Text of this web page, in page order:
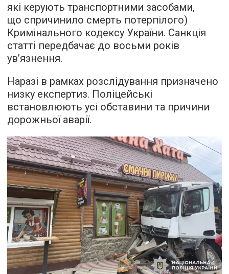
які керують транспортними засобами,
що спричинило смерть потерпілого)
Кримінального кодексу України. Санкція
статті передбачає до восьми років
ув’язнення.
Наразі в рамках розслідування призначено
низку експертиз. Поліцейські
встановлюють усі обставини та причини
дорожньої аварії.